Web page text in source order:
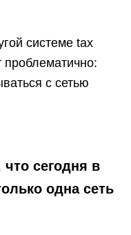
системе tax
проблематично:
с сетью
сегодня в
одна сеть